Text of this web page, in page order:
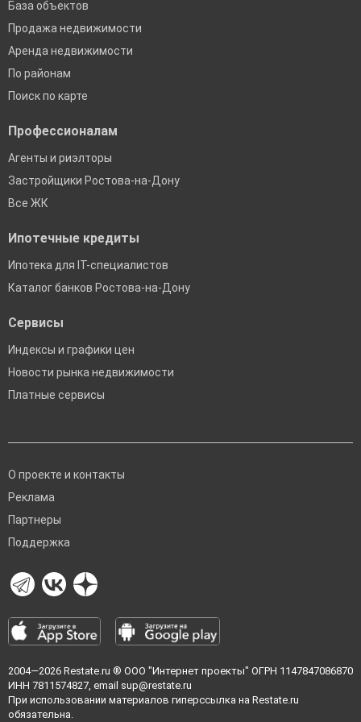
База объектов
Продажа недвижимости
Аренда недвижимости
По районам
Поиск по карте
Профессионалам
Агенты и риэлторы
Застройщики Ростова-на-Дону
Все ЖК
Ипотечные кредиты
Ипотека для IT-специалистов
Каталог банков Ростова-на-Дону
Сервисы
Индексы и графики цен
Новости рынка недвижимости
Платные сервисы
О проекте и контакты
Реклама
Партнеры
Поддержка
2004—2026 Restate.ru ® ООО "Интернет проекты" ОГРН 1147847086870
ИНН 7811574827, email sup@restate.ru
При использовании материалов гиперссылка на Restate.ru
обязательна.